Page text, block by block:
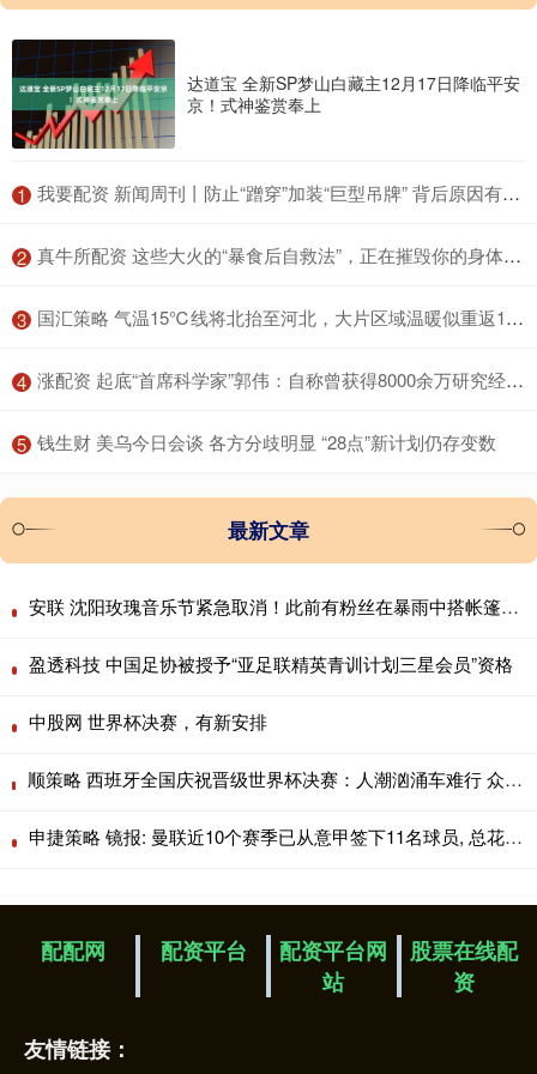
达道宝 全新SP梦山白藏主12月17日降临平安
京！式神鉴赏奉上
1 ​我要配资 新闻周刊丨防止“蹭穿”加装“巨型吊牌” 背后原因有些无奈
2 ​真牛所配资 这些大火的“暴食后自救法”，正在摧毁你的身体！很多人中招
3 ​国汇策略 气温15℃线将北抬至河北，大片区域温暖似重返10月，说好的冷空气降温呢？
4 ​涨配资 起底“首席科学家”郭伟：自称曾获得8000余万研究经费，关联9家企业，不发工资被多家法院“限高”；其博导申报材料曝光
5 ​钱生财 美乌今日会谈 各方分歧明显 “28点”新计划仍存变数
最新文章
安联 沈阳玫瑰音乐节紧急取消！此前有粉丝在暴雨中搭帐篷通宵排队
盈透科技 中国足协被授予“亚足联精英青训计划三星会员”资格
中股网 世界杯决赛，有新安排
顺策略 西班牙全国庆祝晋级世界杯决赛：人潮汹涌车难行 众人模仿“维京划船”
申捷策略 镜报: 曼联近10个赛季已从意甲签下11名球员, 总花费超6.5亿
配配网 配资平台
配资平台网
站
股票在线配
资
友情链接：